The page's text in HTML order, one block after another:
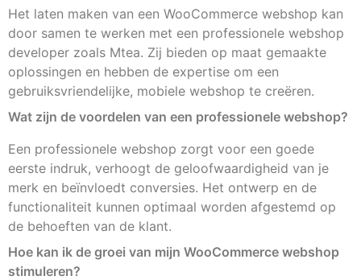
Het laten maken van een WooCommerce webshop kan
door samen te werken met een professionele webshop
developer zoals Mtea. Zij bieden op maat gemaakte
oplossingen en hebben de expertise om een
gebruiksvriendelijke, mobiele webshop te creëren.
Wat zijn de voordelen van een professionele webshop?
Een professionele webshop zorgt voor een goede
eerste indruk, verhoogt de geloofwaardigheid van je
merk en beïnvloedt conversies. Het ontwerp en de
functionaliteit kunnen optimaal worden afgestemd op
de behoeften van de klant.
Hoe kan ik de groei van mijn WooCommerce webshop
stimuleren?